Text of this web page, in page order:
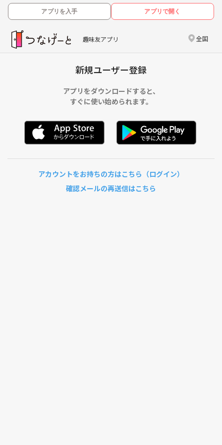
アプリを入手 アプリで開く
趣味友アプリ 全国
新規ユーザー登録
アプリをダウンロードすると、
すぐに使い始められます。
アカウントをお持ちの方はこちら（ログイン）
確認メールの再送信はこちら